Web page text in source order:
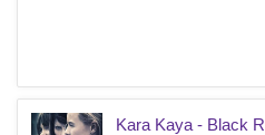
Kara Kaya - Black